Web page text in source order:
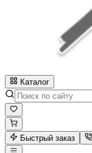
Каталог
Быстрый заказ